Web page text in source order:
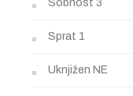
Sobnost 3
Sprat 1
Uknjižen NE